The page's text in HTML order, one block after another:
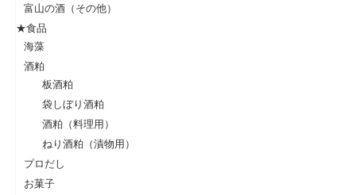
富山の酒（その他）
★食品
海藻
酒粕
板酒粕
袋しぼり酒粕
酒粕（料理用）
ねり酒粕（漬物用）
プロだし
お菓子